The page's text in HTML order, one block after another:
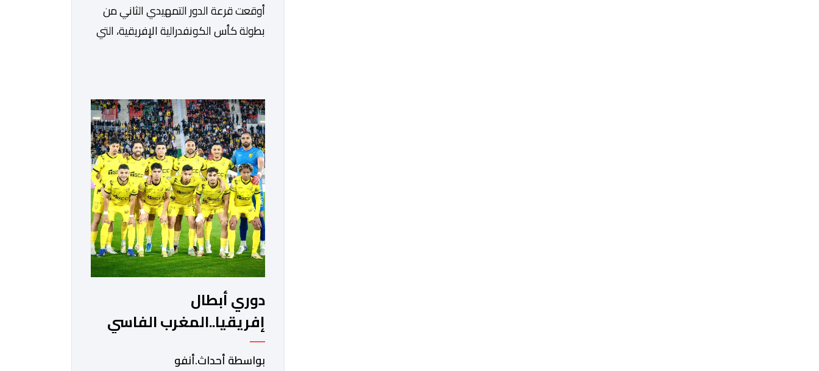
أوقعت قرعة الدور التمهيدي الثاني من
بطولة كأس الكونفدرالية الإفريقية، التي
مرتقبة أمام أندية غرب ووسط القارة. ​
وسيكون نادي الرجاء الرياضي على موعد
مع مواجهة المتأهل من المباراة التي
تجمع بين إيل كانيمي واريورز النيجيري
ونادي أوديب ممثل […]
دوري أبطال
إفريقيا..المغرب الفاسي
يواجه رحيمو البوركينابي
بواسطة أحداث.أنفو